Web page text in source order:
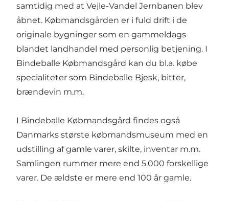
samtidig med at Vejle-Vandel Jernbanen blev
åbnet. Købmandsgården er i fuld drift i de
originale bygninger som en gammeldags
blandet landhandel med personlig betjening. I
Bindeballe Købmandsgård kan du bl.a. købe
specialiteter som Bindeballe Bjesk, bitter,
brændevin m.m.
I Bindeballe Købmandsgård findes også
Danmarks største købmandsmuseum med en
udstilling af gamle varer, skilte, inventar m.m.
Samlingen rummer mere end 5.000 forskellige
varer. De ældste er mere end 100 år gamle.